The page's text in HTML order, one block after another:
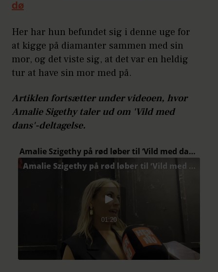
dø
Her har hun befundet sig i denne uge for
at kigge på diamanter sammen med sin
mor, og det viste sig, at det var en heldig
tur at have sin mor med på.
Artiklen fortsætter under videoen, hvor
Amalie Sigethy taler ud om 'Vild med
dans'-deltagelse.